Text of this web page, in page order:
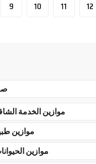
9 10 11 12
موازين الخدمة
موازين
موازين